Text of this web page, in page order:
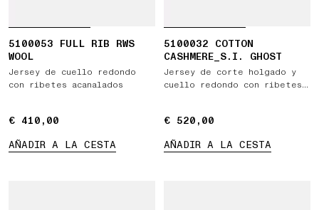
5100053 FULL RIB RWS
WOOL
Jersey de cuello redondo
con ribetes acanalados
€ 410,00
€ 410,00
AÑADIR A LA CESTA
5100032 COTTON
CASHMERE_S.I. GHOST
Jersey de corte holgado y
cuello redondo con ribetes
€ 520,00
€ 520,00
AÑADIR A LA CESTA